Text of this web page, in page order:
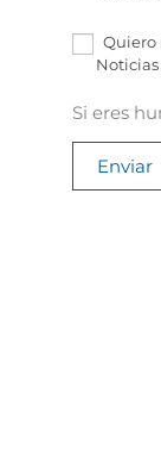
Quiero
Si eres
Enviar